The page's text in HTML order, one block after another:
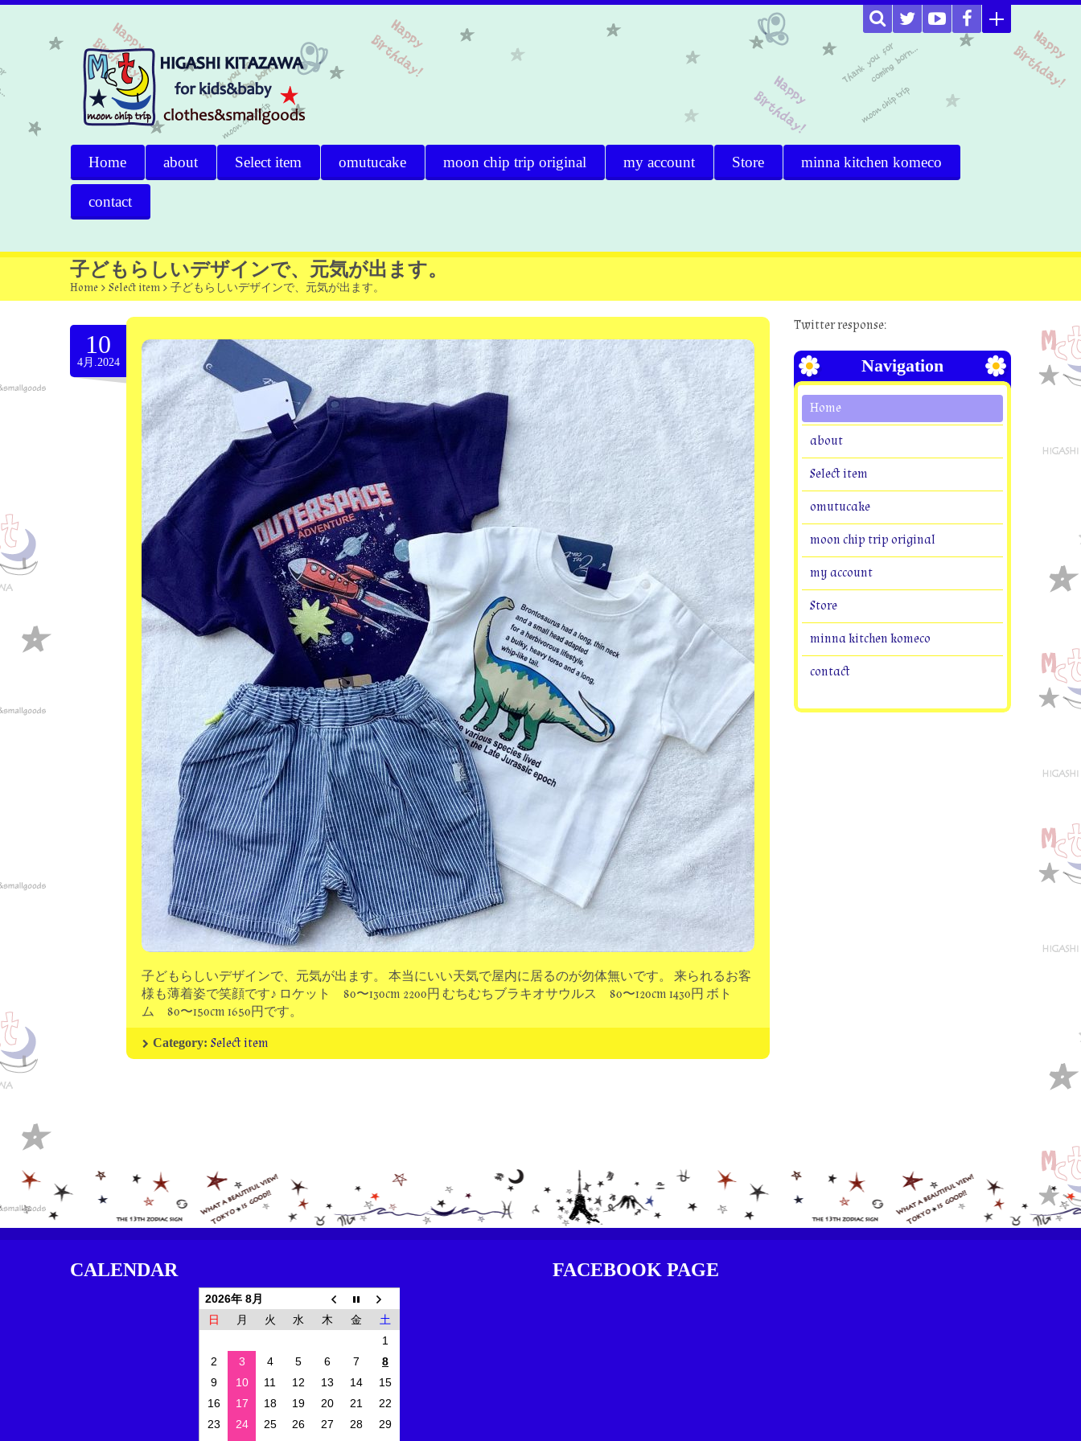
Home about Select item omutucake moon chip trip original my account Store minna kitchen komeco
contact
子どもらしいデザインで、元気が出ます。
Home > Select item > 子どもらしいデザインで、元気が出ます。
10
4月.2024
子どもらしいデザインで、元気が出ます。 本当にいい天気で屋内に居るのが勿体無いです。 来られるお客
様も薄着姿で笑顔です♪ ロケット 80〜130cm 2200円 むちむちブラキオサウルス 80〜120cm 1430円 ボト
ム 80〜150cm 1650円です。
Category: Select item
Twitter response:
Navigation
Home
about
Select item
omutucake
moon chip trip original
my account
Store
minna kitchen komeco
contact
CALENDAR
2026年 8月
日
月 火 水 木 金
土
1
2
3 4 5 6 7
8
9
10 11 12 13 14
15
16
17 18 19 20 21
22
23
24 25 26 27 28
29
FACEBOOK PAGE